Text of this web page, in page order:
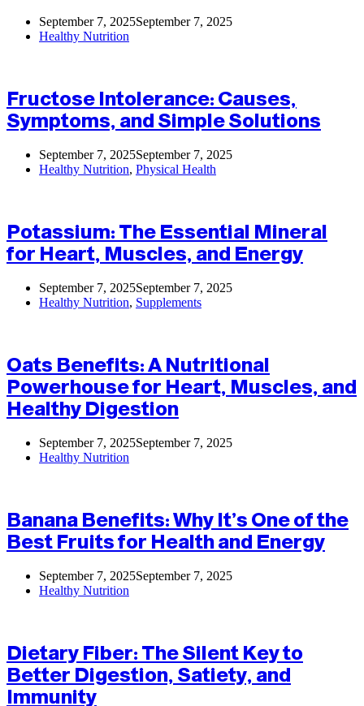
September 7, 2025September 7, 2025
Healthy Nutrition
Fructose Intolerance: Causes,
Symptoms, and Simple Solutions
September 7, 2025September 7, 2025
Healthy Nutrition, Physical Health
Potassium: The Essential Mineral
for Heart, Muscles, and Energy
September 7, 2025September 7, 2025
Healthy Nutrition, Supplements
Oats Benefits: A Nutritional
Powerhouse for Heart, Muscles, and
Healthy Digestion
September 7, 2025September 7, 2025
Healthy Nutrition
Banana Benefits: Why It’s One of the
Best Fruits for Health and Energy
September 7, 2025September 7, 2025
Healthy Nutrition
Dietary Fiber: The Silent Key to
Better Digestion, Satiety, and
Immunity